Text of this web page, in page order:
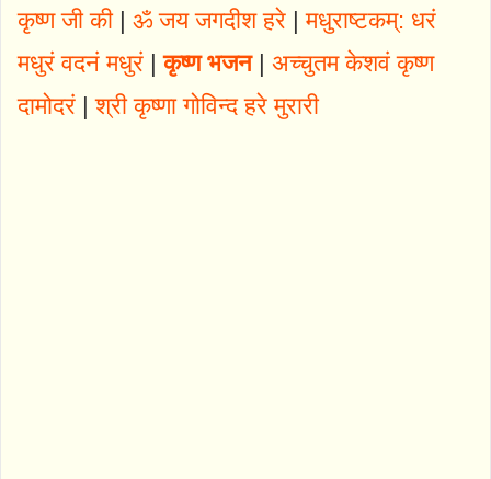
कृष्ण जी की| ॐ जय जगदीश हरे |मधुराष्टकम्: धरं
मधुरं वदनं मधुरं |कृष्ण भजन| अच्चुतम केशवं कृष्ण
दामोदरं |श्री कृष्णा गोविन्द हरे मुरारी